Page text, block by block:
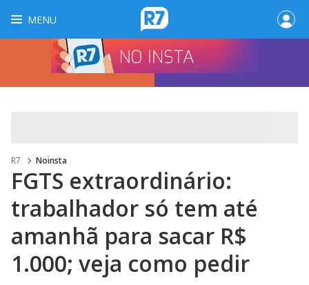
MENU
R7 Noinsta
FGTS extraordinário:
trabalhador só tem até
amanhã para sacar R$
1.000; veja como pedir